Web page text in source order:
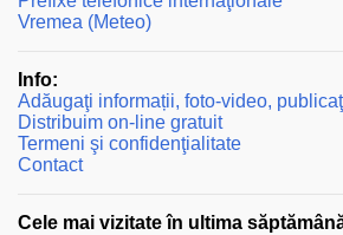
Vremea (Meteo)
Info:
Adăugaţi informații, foto-video,
Distribuim on-line gratuit
Termeni şi confidenţialitate
Contact
Cele mai vizitate în ultima